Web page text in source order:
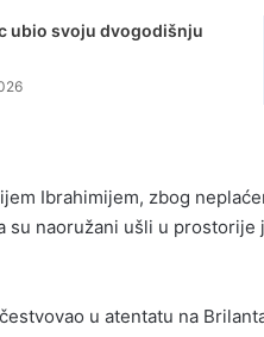
ubio svoju dvogodišnju
Ibrahimijem, zbog
su naoružani ušli u
u atentatu na